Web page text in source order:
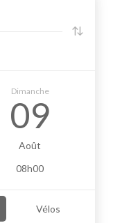
Dimanche
09
Août
08h00
Vélos